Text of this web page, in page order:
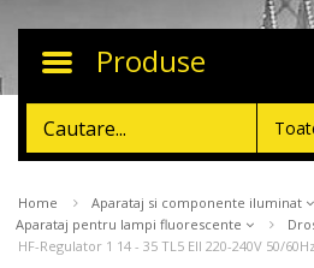
Toggle
Produse
Home
Aparataj si componente iluminat
Aparataj pentru lampi fluorescente
HF-Regulator 1 14 - 35 TL5 EII 220-240V 50/60Hz